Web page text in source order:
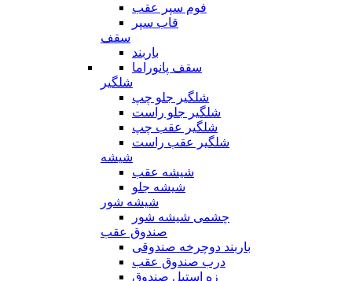
فوم سپر عقب
قاب سپر
سقف
باربند
سقف پانوراما
شلگیر
شلگیر جلو چپ
شلگیر جلو راست
شلگیر عقب چپ
شلگیر عقب راست
شیشه
شیشه عقب
شیشه جلو
شیشه شور
چشمی شیشه شور
صندوق عقب
باربند دوچرخه صندوقی
درب صندوق عقب
زه استیل صندوق